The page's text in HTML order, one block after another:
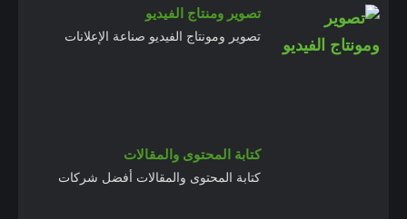
تصوير ومنتاج الفيديو
تصوير ومونتاج الفيديو صناعة الإعلانات
كتابة المحتوى والمقالات
كتابة المحتوى والمقالات أفضل شركات